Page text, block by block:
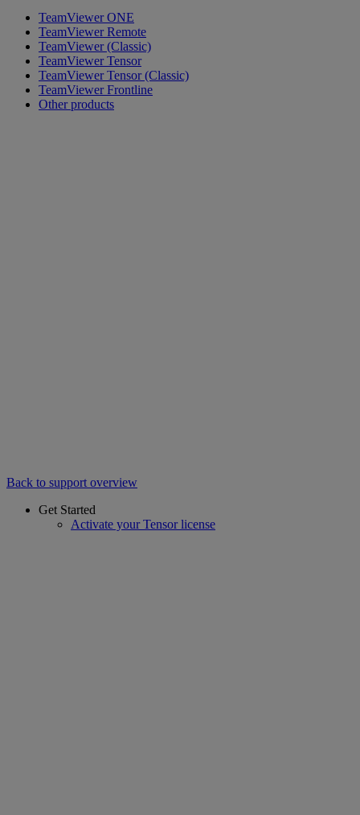
TeamViewer ONE
TeamViewer Remote
TeamViewer (Classic)
TeamViewer Tensor
TeamViewer Tensor (Classic)
TeamViewer Frontline
Other products
Back to support overview
Get Started
Activate your Tensor license